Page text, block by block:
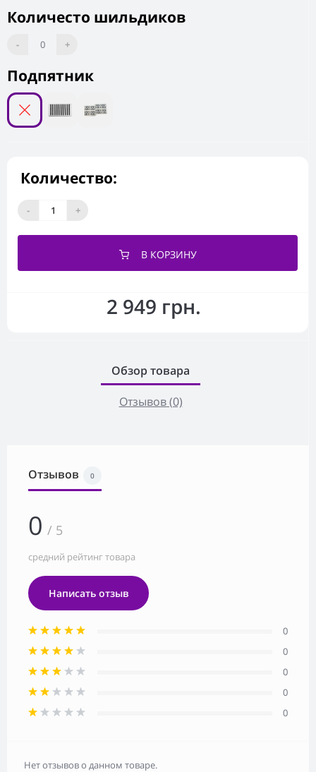
2 949 грн.
Подпятник
Количесто шильдиков
- 0 +
Количество:
- +
В КОРЗИНУ
Обзор товара
Отзывов (0)
Отзывов 0
0 / 5
средний рейтинг товара
Написать отзыв
0
0
0
0
0
Нет отзывов о данном товаре.